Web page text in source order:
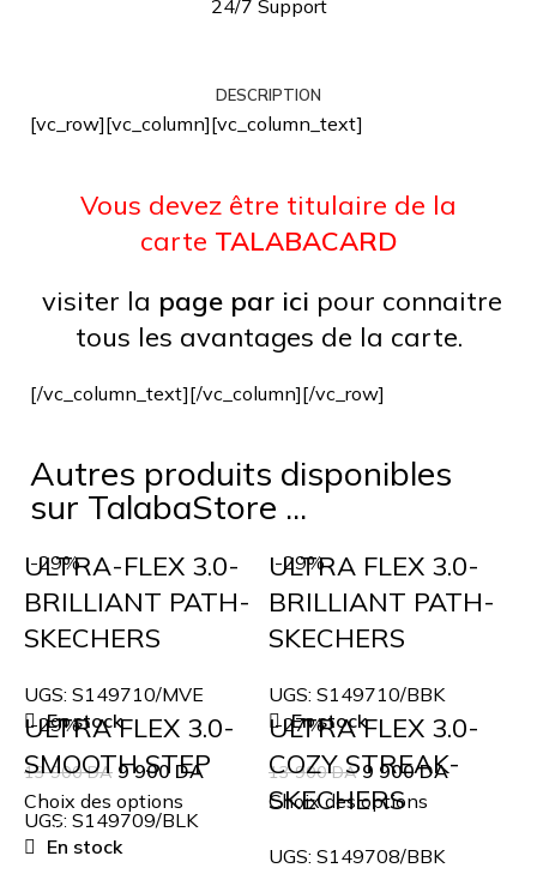
24/7 Support
DESCRIPTION
[vc_row][vc_column][vc_column_text]
Vous devez être titulaire de la
carte TALABACARD
visiter la page par ici pour connaitre
tous les avantages de la carte.
[/vc_column_text][/vc_column][/vc_row]
Autres produits disponibles
sur TalabaStore ...
-29%
ULTRA-FLEX 3.0-
BRILLIANT PATH-
SKECHERS
UGS: S149710/MVE
En stock
13 900DA 9 900 DA
Choix des options
-29%
ULTRA FLEX 3.0-
BRILLIANT PATH-
SKECHERS
UGS: S149710/BBK
En stock
13 900DA 9 900DA
Choix des options
-29%
ULTRA FLEX 3.0-
SMOOTH STEP
UGS: S149709/BLK
En stock
-27%
ULTRA FLEX 3.0-
COZY STREAK-
SKECHERS
UGS: S149708/BBK